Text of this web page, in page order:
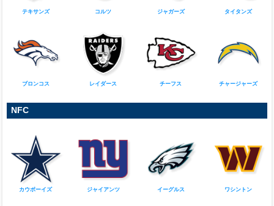
テキサンズ コルツ ジャガーズ タイタンズ
ブロンコス レイダース チーフス チャージャーズ
NFC
カウボーイズ ジャイアンツ イーグルス ワシントン